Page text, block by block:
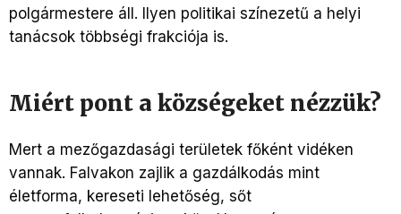
polgármestere áll. Ilyen politikai színezetű a helyi
tanácsok többségi frakciója is.
Miért pont a községeket nézzük?
Mert a mezőgazdasági területek főként vidéken
vannak. Falvakon zajlik a gazdálkodás mint
életforma, kereseti lehetőség, sőt